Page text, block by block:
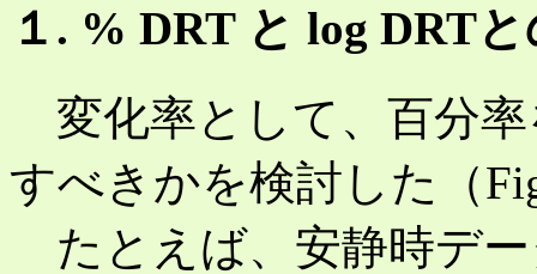
１. % DRT と log DRT
変化率として、百分
すべきかを検討した（
たとえば、安静時デ